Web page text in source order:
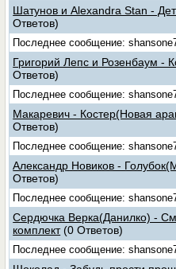
Шатунов и Alexandra Stan -
Ответов)
Последнее сообщение:
Григорий Лепс и Розенбаум -
Ответов)
Последнее сообщение:
Макаревич - Костер(Новая
Ответов)
Последнее сообщение:
Александр Новиков -
Ответов)
Последнее сообщение:
Сердючка Верка(Данилко) -
комплект (0 Ответов)
Последнее сообщение: